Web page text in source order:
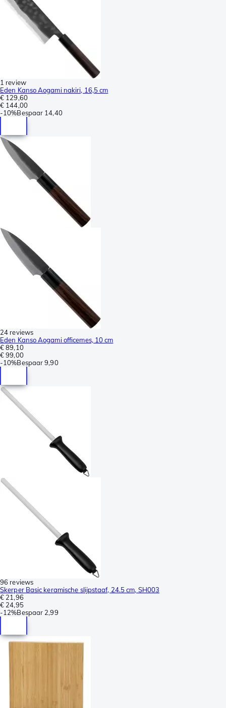
1 review
Eden Kanso Aogami nakiri, 16,5 cm
€ 129,60
€ 144,00
-10%Bespaar 14,40
24 reviews
Eden Kanso Aogami officemes, 10 cm
€ 89,10
€ 99,00
-10%Bespaar 9,90
96 reviews
Skerper Basic keramische slijpstaaf, 24.5 cm, SH003
€ 21,96
€ 24,95
-12%Bespaar 2,99